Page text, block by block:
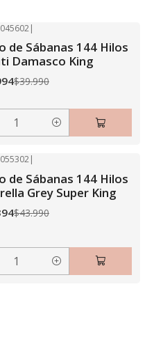
|
de Sábanas 144 Hilos
Damasco King
$39.990
|
de Sábanas 144 Hilos
Grey Super King
$43.990